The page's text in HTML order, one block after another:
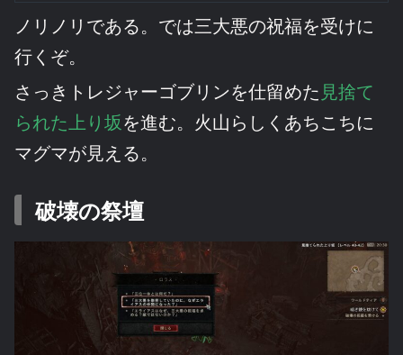
ノリノリである。では三大悪の祝福を受けに
行くぞ。
さっきトレジャーゴブリンを仕留めた 見捨て
られた上り坂を進む。火山らしくあちこちに
マグマが見える。
破壊の祭壇